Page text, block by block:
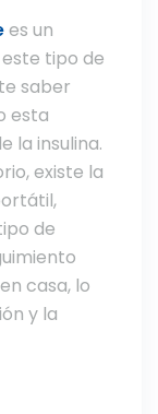
es un
tipo de
saber
esta
la insulina.
existe la
de
casa, lo
y la